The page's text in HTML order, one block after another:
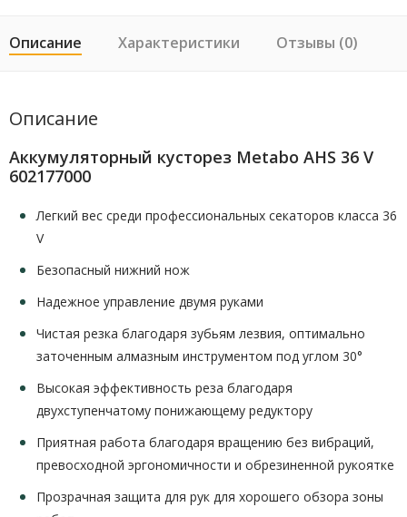
Описание Характеристики Отзывы (0)
Описание
Аккумуляторный кусторез Metabo AHS 36 V
602177000
Легкий вес среди профессиональных секаторов класса 36
V
Безопасный нижний нож
Надежное управление двумя руками
Чистая резка благодаря зубьям лезвия, оптимально
заточенным алмазным инструментом под углом 30°
Высокая эффективность реза благодаря
двухступенчатому понижающему редуктору
Приятная работа благодаря вращению без вибраций,
превосходной эргономичности и обрезиненной рукоятке
Прозрачная защита для рук для хорошего обзора зоны